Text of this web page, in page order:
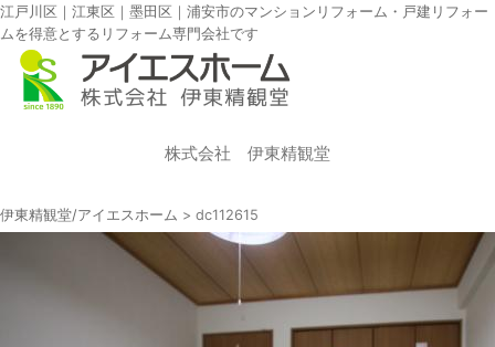
江戸川区｜江東区｜墨田区｜浦安市のマンションリフォーム・戸建リフォー
ムを得意とするリフォーム専門会社です
株式会社 伊東精観堂
伊東精観堂/アイエスホーム > dc112615